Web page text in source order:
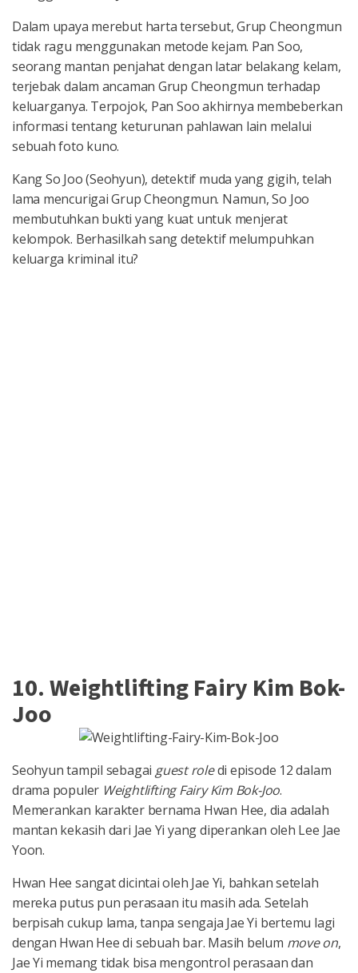
Dalam upaya merebut harta tersebut, Grup Cheongmun
tidak ragu menggunakan metode kejam. Pan Soo,
seorang mantan penjahat dengan latar belakang kelam,
terjebak dalam ancaman Grup Cheongmun terhadap
keluarganya. Terpojok, Pan Soo akhirnya membeberkan
informasi tentang keturunan pahlawan lain melalui
sebuah foto kuno.
Kang So Joo (Seohyun), detektif muda yang gigih, telah
lama mencurigai Grup Cheongmun. Namun, So Joo
membutuhkan bukti yang kuat untuk menjerat
kelompok. Berhasilkah sang detektif melumpuhkan
keluarga kriminal itu?
10. Weightlifting Fairy Kim Bok-
Joo
Seohyun tampil sebagai guest roledi episode 12 dalam
drama populer Weightlifting Fairy Kim Bok-Joo.
Memerankan karakter bernama Hwan Hee, dia adalah
mantan kekasih dari Jae Yi yang diperankan oleh Lee Jae
Yoon.
Hwan Hee sangat dicintai oleh Jae Yi, bahkan setelah
mereka putus pun perasaan itu masih ada. Setelah
berpisah cukup lama, tanpa sengaja Jae Yi bertemu lagi
dengan Hwan Hee di sebuah bar. Masih belum move on,
Jae Yi memang tidak bisa mengontrol perasaan dan